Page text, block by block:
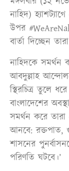
নাহিদ)
উপর
বার্তা দিচ্ছেন
নাহিদকে
আবদুল্লাহ
স্থিরচিত্র তুলে
বাংলাদেশের
সমর্থন করে
আনবে: রক্তপাত,
শাসনের
পরিণতি ঘটবে।’